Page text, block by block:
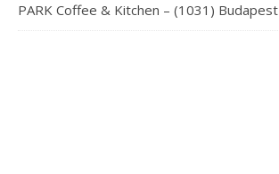
PARK Coffee & Kitchen – (1031) Budapest